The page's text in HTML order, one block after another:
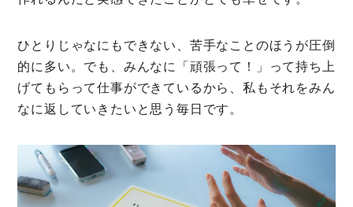
ひとりじゃなにもできない、苦手なことのほうが圧倒
的に多い。でも、みんなに「頑張って！」って持ち上
げてもらって仕事ができているから、私もそれをみん
なに返していきたいと思う毎日です。